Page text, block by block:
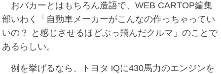
おバカーとはもちろん造語で、WEB CARTOP編集
部いわく「自動車メーカーがこんなの作っちゃってい
いの？ と感じさせるほどぶっ飛んだクルマ」のことで
あるらしい。
例を挙げるなら、トヨタ iQに430馬力のエンジンを